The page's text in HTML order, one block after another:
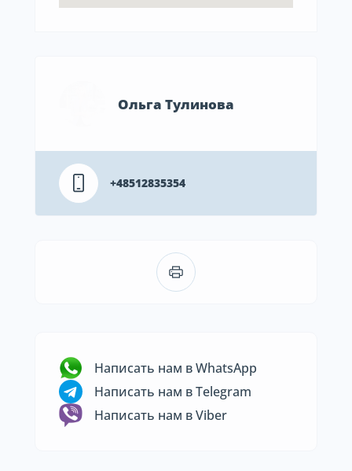
Ольга Тулинова
+48512835354
Написать нам в WhatsApp
Написать нам в Telegram
Написать нам в Viber